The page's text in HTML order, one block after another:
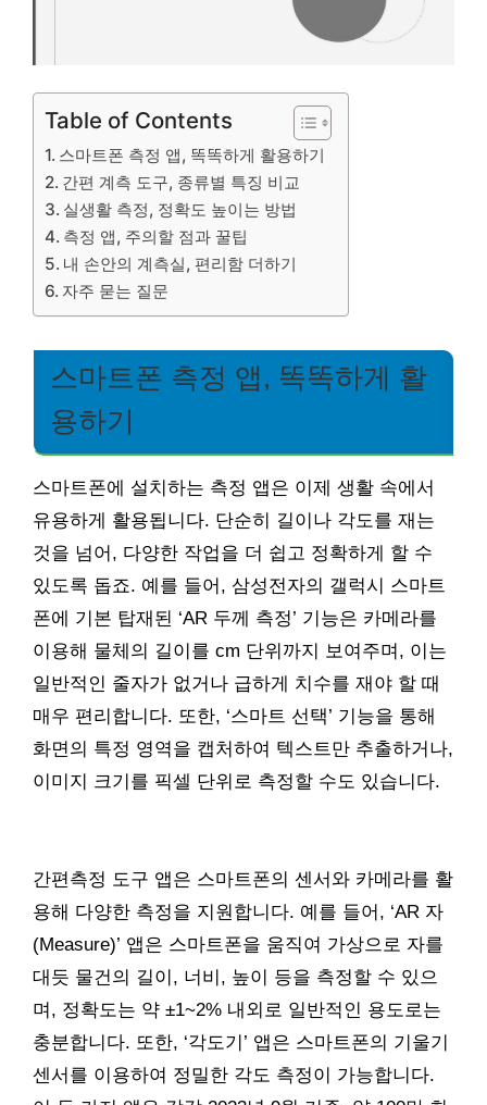
Table of Contents
스마트폰 측정 앱, 똑똑하게 활용하기
간편 계측 도구, 종류별 특징 비교
실생활 측정, 정확도 높이는 방법
측정 앱, 주의할 점과 꿀팁
내 손안의 계측실, 편리함 더하기
자주 묻는 질문
스마트폰 측정 앱, 똑똑하게 활
용하기
스마트폰에 설치하는 측정 앱은 이제 생활 속에서
유용하게 활용됩니다. 단순히 길이나 각도를 재는
것을 넘어, 다양한 작업을 더 쉽고 정확하게 할 수
있도록 돕죠. 예를 들어, 삼성전자의 갤럭시 스마트
폰에 기본 탑재된 ‘AR 두께 측정’ 기능은 카메라를
이용해 물체의 길이를 cm 단위까지 보여주며, 이는
일반적인 줄자가 없거나 급하게 치수를 재야 할 때
매우 편리합니다. 또한, ‘스마트 선택’ 기능을 통해
화면의 특정 영역을 캡처하여 텍스트만 추출하거나,
이미지 크기를 픽셀 단위로 측정할 수도 있습니다.
간편측정 도구 앱은 스마트폰의 센서와 카메라를 활
용해 다양한 측정을 지원합니다. 예를 들어, ‘AR 자
(Measure)’ 앱은 스마트폰을 움직여 가상으로 자를
대듯 물건의 길이, 너비, 높이 등을 측정할 수 있으
며, 정확도는 약 ±1~2% 내외로 일반적인 용도로는
충분합니다. 또한, ‘각도기’ 앱은 스마트폰의 기울기
센서를 이용하여 정밀한 각도 측정이 가능합니다.